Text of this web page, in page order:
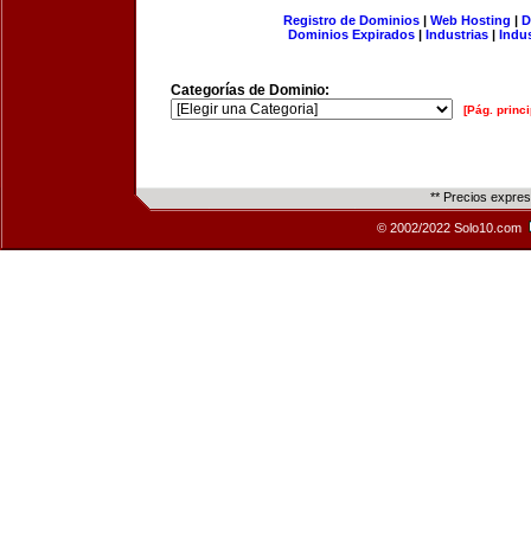
Registro de Dominios| Web Hosting |
Dominios Expirados | Industrias |
Categorías de Dominio:
[Pág.
** Precios
© 2002/2022 Solo10.com